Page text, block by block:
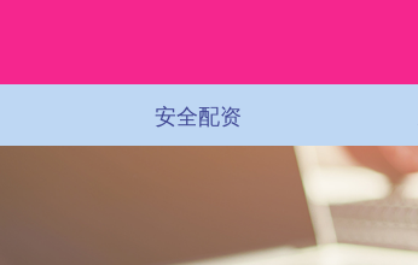
安全配资